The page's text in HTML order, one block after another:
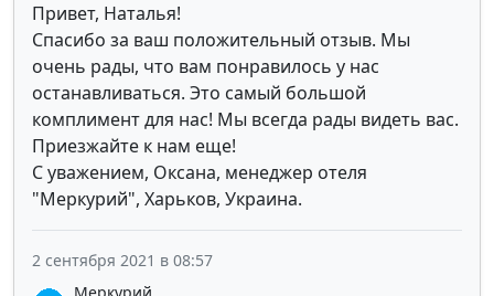
Привет, Наталья!
Спасибо за ваш положительный отзыв. Мы
очень рады, что вам понравилось у нас
останавливаться. Это самый большой
комплимент для нас! Мы всегда рады видеть вас.
Приезжайте к нам еще!
С уважением, Оксана, менеджер отеля
"Меркурий", Харьков, Украина.
2 сентября 2021 в 08:57